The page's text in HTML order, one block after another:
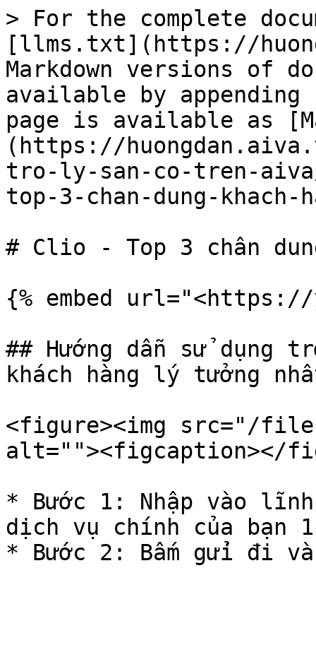
> For the complete
[llms.txt](https://
Markdown versions of
available by
page is available as
(https://
tro-ly-san-co-tren-
top-3-chan-dung-
# Clio - Top 3 chân
{% embed url="<https://
## Hướng dẫn sử dụng
khách hàng lý tưởng
<figure><img src="/
alt=""><figcaption></
* Bước 1: Nhập vào lĩnh
dịch vụ chính của bạn